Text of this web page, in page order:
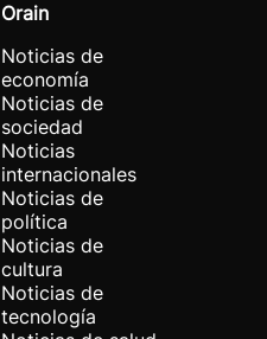
Orain
Noticias de
economía
Noticias de
sociedad
Noticias
internacionales
Noticias de
política
Noticias de
cultura
Noticias de
tecnología